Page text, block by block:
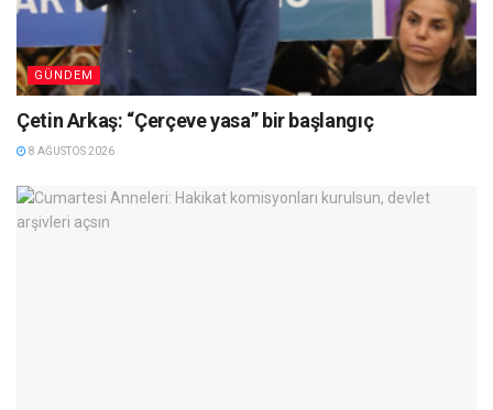
GÜNDEM
Çetin Arkaş: “Çerçeve yasa” bir başlangıç
8 AĞUSTOS 2026